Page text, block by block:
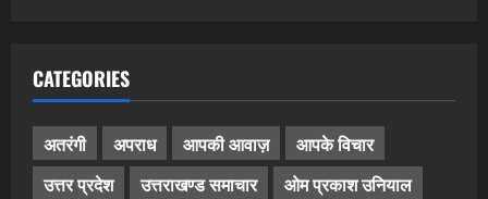
CATEGORIES
अतरंगी अपराध आपकी आवाज़
आपके विचार
उत्तर प्रदेश
उत्तराखण्ड समाचार
ओम प्रकाश उनियाल